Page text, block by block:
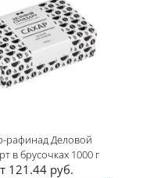
рафинад Деловой
в брусочках 1000 г
121.44 руб.